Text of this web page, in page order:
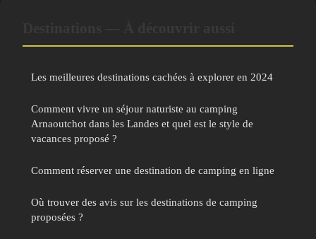
Les meilleures destinations cachées à explorer en 2024
Comment vivre un séjour naturiste au camping
Arnaoutchot dans les Landes et quel est le style de
vacances proposé ?
Comment réserver une destination de camping en ligne
Où trouver des avis sur les destinations de camping
proposées ?